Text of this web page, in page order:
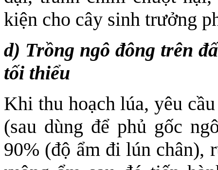
kiện cho cây sinh trưởng
d) Trồng ngô đông trên
tối thiểu
Khi thu hoạch lúa, yêu
(sau dùng để phủ gốc
90% (độ ẩm đi lún chân),